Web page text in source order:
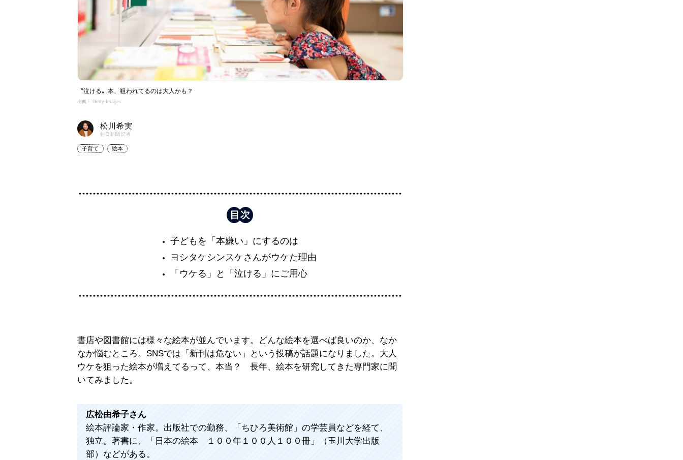
〝泣ける〟本、狙われてるのは大人かも？
出典： Getty Images
松川希実
朝日新聞記者
子育て 絵本
子どもを「本嫌い」にするのは
ヨシタケシンスケさんがウケた理由
「ウケる」と「泣ける」にご用心
書店や図書館には様々な絵本が並んでいます。どんな絵本を選べば良いのか、なか
なか悩むところ。SNSでは「新刊は危ない」という投稿が話題になりました。大人
ウケを狙った絵本が増えてるって、本当？ 長年、絵本を研究してきた専門家に聞
いてみました。
広松由希子さん
絵本評論家・作家。出版社での勤務、「ちひろ美術館」の学芸員などを経て、
独立。著書に、「日本の絵本 １００年１００人１００冊」（玉川大学出版
部）などがある。